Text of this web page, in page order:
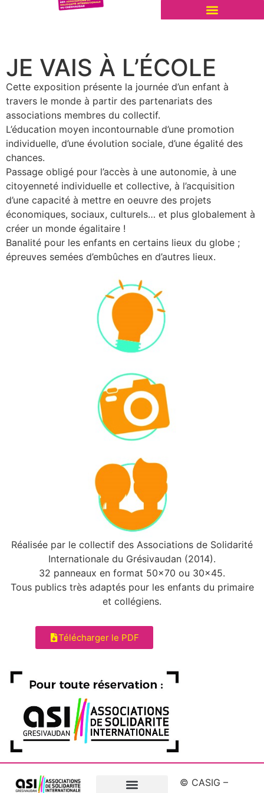
JE VAIS À L’ÉCOLE
Cette exposition présente la journée d’un enfant à
travers le monde à partir des partenariats des
associations membres du collectif.
L’éducation moyen incontournable d’une promotion
individuelle, d’une évolution sociale, d’une égalité des
chances.
Passage obligé pour l’accès à une autonomie, à une
citoyenneté individuelle et collective, à l’acquisition
d’une capacité à mettre en oeuvre des projets
économiques, sociaux, culturels… et plus globalement à
créer un monde égalitaire !
Banalité pour les enfants en certains lieux du globe ;
épreuves semées d’embûches en d’autres lieux.
Réalisée par le collectif des Associations de Solidarité
Internationale du Grésivaudan (2014).
32 panneaux en format 50×70 ou 30×45.
Tous publics très adaptés pour les enfants du primaire
et collégiens.
Télécharger le PDF
© CASIG –